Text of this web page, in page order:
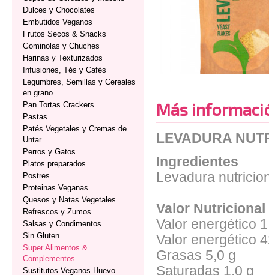
Dulces y Chocolates
Embutidos Veganos
Frutos Secos & Snacks
Gominolas y Chuches
Harinas y Texturizados
Infusiones, Tés y Cafés
Legumbres, Semillas y Cereales
en grano
Pan Tortas Crackers
Pastas
Patés Vegetales y Cremas de
Untar
Perros y Gatos
Platos preparados
Postres
Proteinas Veganas
Quesos y Natas Vegetales
Refrescos y Zumos
Salsas y Condimentos
Sin Gluten
Super Alimentos &
Complementos
Sustitutos Veganos Huevo
Más
LEVADURA
Ingredientes
Levadura
Valor
Valor energético
Valor energético
Grasas 5,0 g
Saturadas 1,0 g